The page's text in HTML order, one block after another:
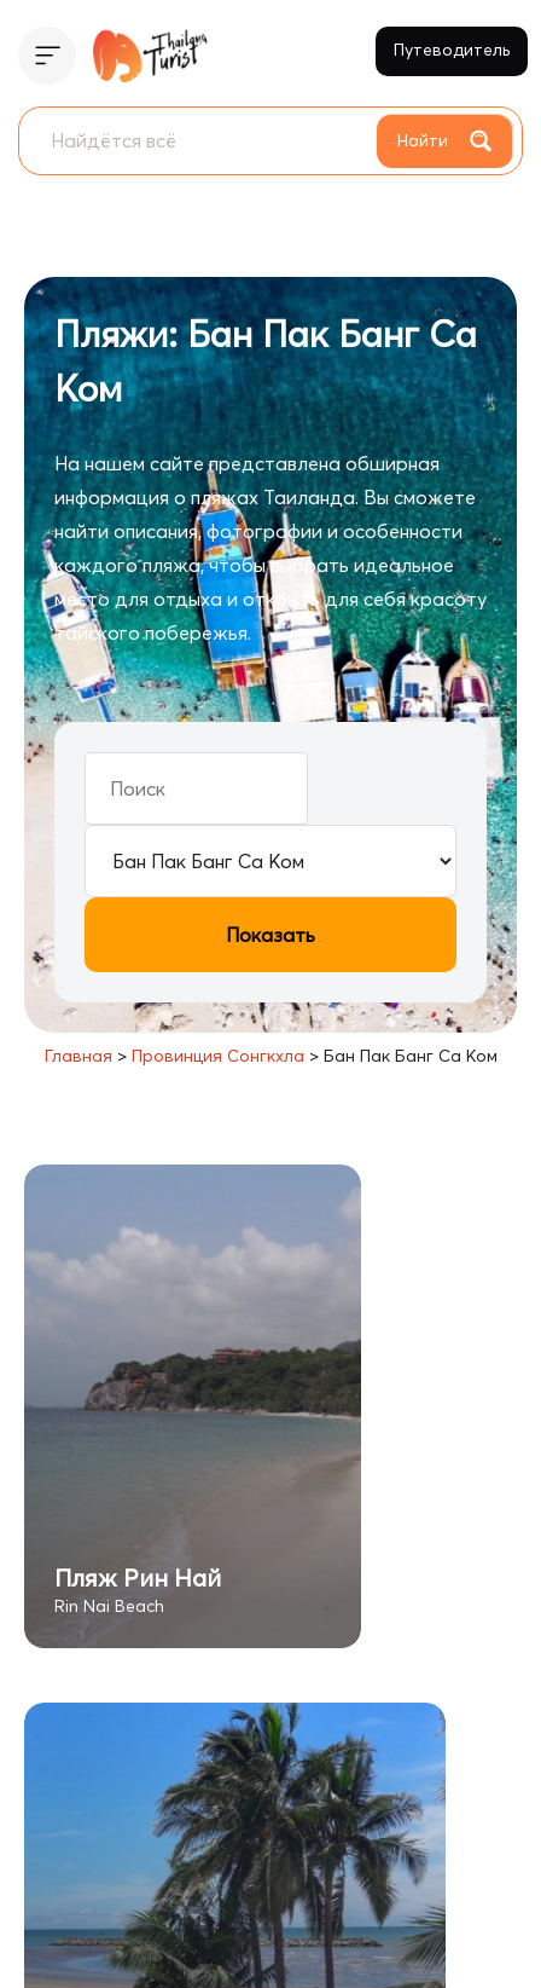
Найти
Путеводитель
Пляжи: Бан Пак Банг Са
Ком
На нашем сайте представлена обширная
информация о пляжах Таиланда. Вы сможете
найти описания, фотографии и особенности
каждого пляжа, чтобы выбрать идеальное
место для отдыха и открыть для себя красоту
тайского побережья.
Показать
Главная > Провинция Сонгкхла > Бан Пак Банг Са Ком
Пляж Рин Най
Rin Nai Beach